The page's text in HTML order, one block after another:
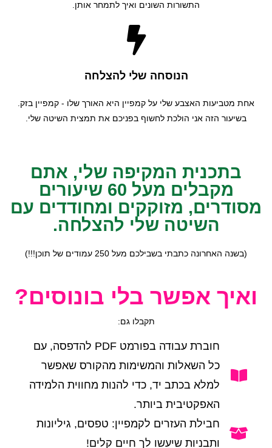
התשורות השונים ואיך לתמחר אותן.
הנוסחה שלי להצלחה
אחת מטביעות האצבע שלי על קמפיין היא האורך שלו - קמפיין בזק.
בשיעור הזה אני הולכת לחשוף בפניכם את תמצית השיטה שלי.
בתכנית המקיפה שלי, אתם
מקבלים מעל 60 שיעורים
מסודרים, מזוקקים ומחודדים עם
השיטה שלי להצלחה.
(בשנה האחרונה כתבתי בשבילכם מעל 250 עמודים של תוכן!!!)
ואיך אפשר בלי בונוסים?
תקבלו גם:
חוברת עבודה בפורמט PDF להדפסה, עם
כל השאלות והמשימות מהקורס שאפשר
למלא בכתב יד, כדי להנות מחווית הלמידה
האפקטיבית ביותר.
חבילת העזרים לקמפיין: טפסים, גיליונות
ותבניות שיעשו לך חיים קלים!